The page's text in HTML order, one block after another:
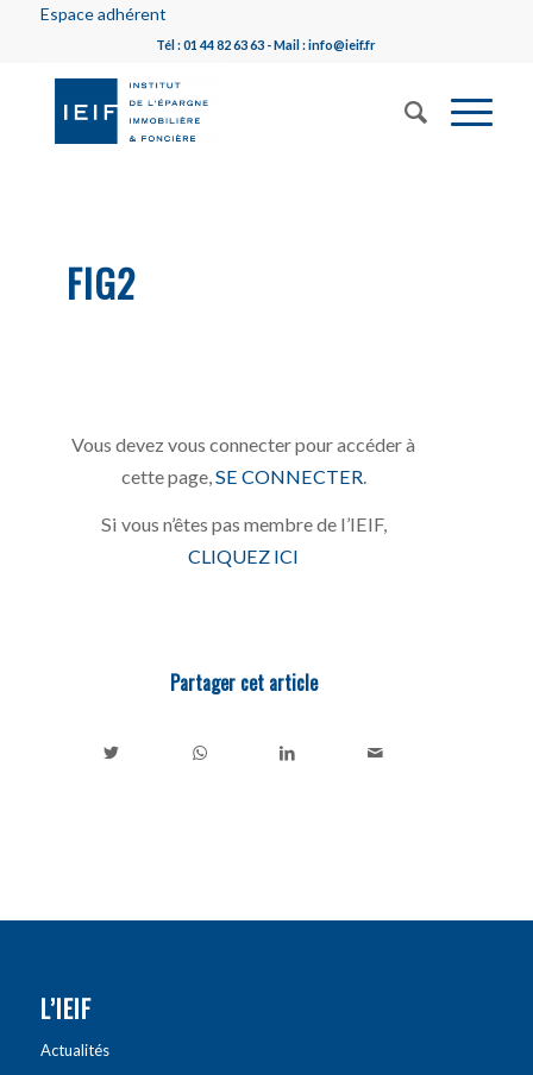
Espace adhérent
Tél : 01 44 82 63 63 - Mail : info@ieif.fr
FIG2
Vous devez vous connecter pour accéder à
cette page, SE CONNECTER
Si vous n’êtes pas membre de l’IEIF,
CLIQUEZ ICI
Partager cet article
L’IEIF
Actualités